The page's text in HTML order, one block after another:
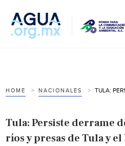
HOME NACIONALES
Tula: Persiste derrame
ríos y presas de Tula y